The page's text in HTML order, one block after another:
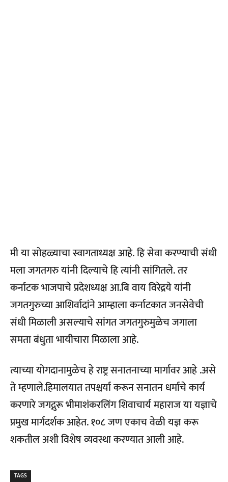
मी या सोहळ्याचा स्वागताध्यक्ष आहे. हि सेवा करण्याची संधी
मला जगतगरु यांनी दिल्याचे हि त्यांनी सांगितले. तर
कर्नाटक भाजपाचे प्रदेशध्यक्ष आ.बि वाय विरेद्रये यांनी
जगतगुरुच्या आशिर्वादांने आम्हाला कर्नाटकात जनसेवेची
संधी मिळाली असल्याचे सांगत जगतगुरुमुळेच जगाला
समता बंधुता भायीचारा मिळाला आहे.
त्याच्या योगदानामुळेच हे राष्ट्र सनातनाच्या मार्गावर आहे .असे
ते म्हणाले.हिमालयात तपश्चर्या करून सनातन धर्माचे कार्य
करणारे जगद्गुरू भीमाशंकरलिंग शिवाचार्य महाराज या यज्ञाचे
प्रमुख मार्गदर्शक आहेत.१०८ जण एकाच वेळी यज्ञ करू
शकतील अशी विशेष व्यवस्था करण्यात आली आहे.
TAGS